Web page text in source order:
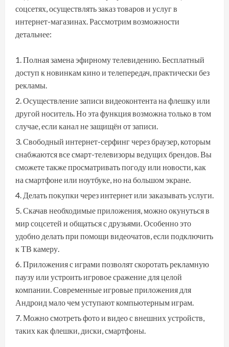
соцсетях, осуществлять заказ товаров и услуг в
интернет-магазинах. Рассмотрим возможности
детальнее:
Полная замена эфирному телевидению. Бесплатный
доступ к новинкам кино и телепередач, практически без
рекламы.
Осуществление записи видеоконтента на флешку или
другой носитель. Но эта функция возможна только в том
случае, если канал не защищён от записи.
Свободный интернет-серфинг через браузер, которым
снабжаются все смарт-телевизоры ведущих брендов. Вы
сможете также просматривать погоду или новости, как
на смартфоне или ноутбуке, но на большом экране.
Делать покупки через интернет или заказывать услуги.
Скачав необходимые приложения, можно окунуться в
мир соцсетей и общаться с друзьями. Особенно это
удобно делать при помощи видеочатов, если подключить
к ТВ камеру.
Приложения с играми позволят скоротать рекламную
паузу или устроить игровое сражение для целой
компании. Современные игровые приложения для
Андроид мало чем уступают компьютерным играм.
Можно смотреть фото и видео с внешних устройств,
таких как флешки, диски, смартфоны.